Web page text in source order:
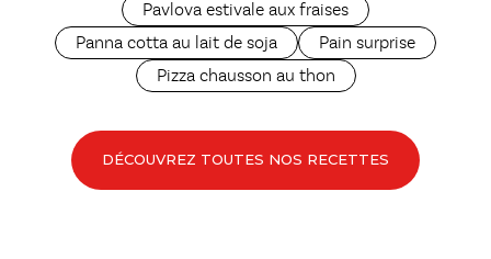
Pavlova estivale aux fraises
Panna cotta au lait de soja
Pain surprise
Pizza chausson au thon
DÉCOUVREZ TOUTES NOS RECETTES